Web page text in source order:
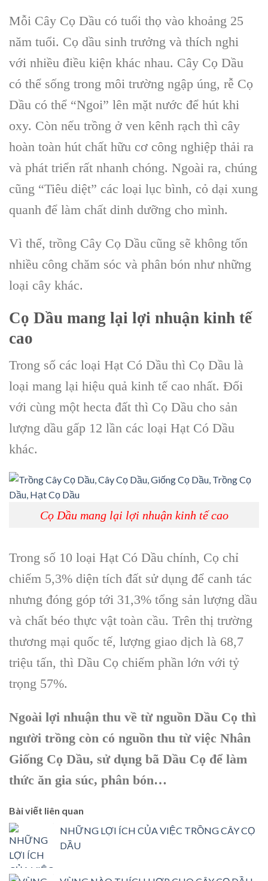
Mỗi Cây Cọ Dầu có tuổi thọ vào khoảng 25
năm tuổi. Cọ dầu sinh trưởng và thích nghi
với nhiều điều kiện khác nhau. Cây Cọ Dầu
có thể sống trong môi trường ngập úng, rễ Cọ
Dầu có thể “Ngoi” lên mặt nước để hút khi
oxy. Còn nếu trồng ở ven kênh rạch thì cây
hoàn toàn hút chất hữu cơ công nghiệp thải ra
và phát triển rất nhanh chóng. Ngoài ra, chúng
cũng “Tiêu diệt” các loại lục bình, cỏ dại xung
quanh để làm chất dinh dưỡng cho mình.
Vì thế, trồng Cây Cọ Dầu cũng sẽ không tốn
nhiều công chăm sóc và phân bón như những
loại cây khác.
Cọ Dầu mang lại lợi nhuận kinh tế
cao
Trong số các loại Hạt Có Dầu thì Cọ Dầu là
loại mang lại hiệu quả kinh tế cao nhất. Đối
với cùng một hecta đất thì Cọ Dầu cho sản
lượng dầu gấp 12 lần các loại Hạt Có Dầu
khác.
Cọ Dầu mang lại lợi nhuận kinh tế cao
Trong số 10 loại Hạt Có Dầu chính, Cọ chỉ
chiếm 5,3% diện tích đất sử dụng để canh tác
nhưng đóng góp tới 31,3% tổng sản lượng dầu
và chất béo thực vật toàn cầu. Trên thị trường
thương mại quốc tế, lượng giao dịch là 68,7
triệu tấn, thì Dầu Cọ chiếm phần lớn với tỷ
trọng 57%.
Ngoài lợi nhuận thu về từ nguồn Dầu Cọ thì
người trồng còn có nguồn thu từ việc Nhân
Giống Cọ Dầu, sử dụng bã Dầu Cọ để làm
thức ăn gia súc, phân bón…
Bài viết liên quan
NHỮNG LỢI ÍCH CỦA VIỆC TRỒNG CÂY CỌ
DẦU